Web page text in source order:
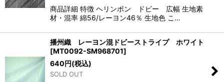
商品詳細 特徴 ヘリンボン ドビー 広幅 生地素
材・混率 綿56/レーヨン46％ 生地色 こ…
播州織 レーヨン混ドビーストライプ ホワイト
[MT0092-SM968701]
640円(税込)
SOLD OUT